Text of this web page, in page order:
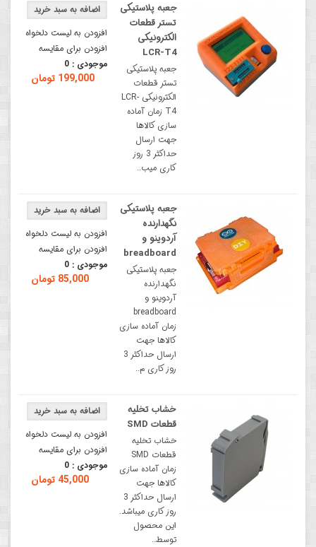
افزودن به لیست دلخواه
افزودن برای مقایسه
موجودی : 0
199,000 تومان
جعبه پلاستیکی
تستر قطعات
الکترونیکی
LCR-T4
جعبه پلاستیکی
تستر قطعات
الکترونیکی LCR-
T4 زمان آماده
سازی کالاها
جهت ارسال
حداکثر 3 روز
کاری میب..
افزودن به لیست دلخواه
افزودن برای مقایسه
موجودی : 0
85,000 تومان
جعبه پلاستیکی
نگهدارنده
آردوینو و
breadboard
جعبه پلاستیکی
نگهدارنده
آردوینو و
breadboard
زمان آماده سازی
کالاها جهت
ارسال حداکثر 3
روز کاری م..
افزودن به لیست دلخواه
افزودن برای مقایسه
موجودی : 0
45,000 تومان
خشاب تخلیه
قطعات SMD
خشاب تخلیه
قطعات SMD
زمان آماده سازی
کالاها جهت
ارسال حداکثر 3
روز کاری میباشد.
این محصول
توسط..